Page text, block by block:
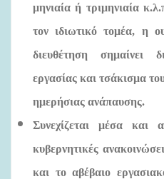
μηνιαία ή τριμηνιαία
τον ιδιωτικό τομέα, η
διευθέτηση σημαίνει
εργασίας και τσάκισμα
ημερήσιας ανάπαυσης.
Συνεχίζεται μέσα και
κυβερνητικές
και το αβέβαιο